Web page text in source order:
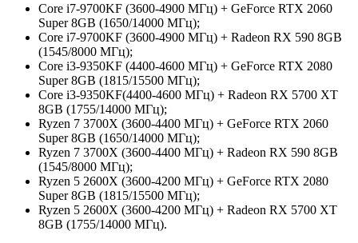
Core i7-9700KF (3600-4900 МГц) + GeForce RTX 2060
Super 8GB (1650/14000 МГц);
Core i7-9700KF (3600-4900 МГц) + Radeon RX 590 8GB
(1545/8000 МГц);
Core i3-9350KF (4400-4600 МГц) + GeForce RTX 2080
Super 8GB (1815/15500 МГц);
Core i3-9350KF(4400-4600 МГц) + Radeon RX 5700 XT
8GB (1755/14000 МГц);
Ryzen 7 3700X (3600-4400 МГц) + GeForce RTX 2060
Super 8GB (1650/14000 МГц);
Ryzen 7 3700X (3600-4400 МГц) + Radeon RX 590 8GB
(1545/8000 МГц);
Ryzen 5 2600X (3600-4200 МГц) + GeForce RTX 2080
Super 8GB (1815/15500 МГц);
Ryzen 5 2600X (3600-4200 МГц) + Radeon RX 5700 XT
8GB (1755/14000 МГц).